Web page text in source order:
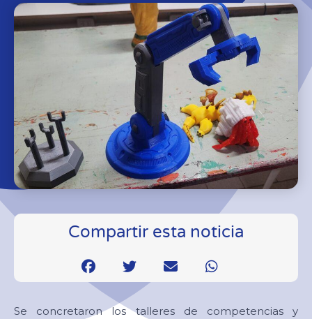
Compartir esta noticia
Se concretaron los talleres de competencias y